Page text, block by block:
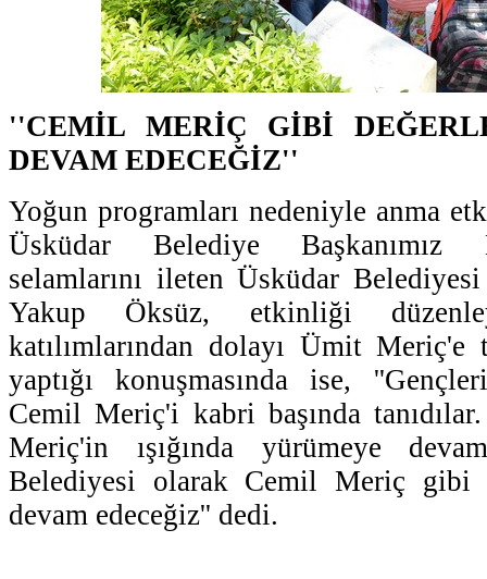
''CEMİL MERİÇ GİBİ
DEVAM EDECEĞİZ''
Yoğun programları nedeniyle anma
Üsküdar Belediye
selamlarını ileten Üsküdar
Yakup Öksüz, etkinliği
katılımlarından dolayı Ümit
yaptığı konuşmasında ise,
Cemil Meriç'i kabri başında
Meriç'in ışığında yürümeye
Belediyesi olarak Cemil Meriç gibi
devam edeceğiz'' dedi.